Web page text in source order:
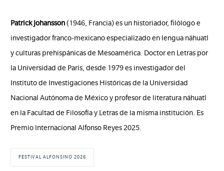
Patrick Johansson(1946, Francia) es un historiador, filólogo e
investigador franco-mexicano especializado en lengua náhuatl
y culturas prehispánicas de Mesoamérica. Doctor en Letras por
la Universidad de París, desde 1979 es investigador del
Instituto de Investigaciones Históricas de la Universidad
Nacional Autónoma de México y profesor de literatura náhuatl
en la Facultad de Filosofía y Letras de la misma institución. Es
Premio Internacional Alfonso Reyes 2025.
FESTIVAL ALFONSINO 2026